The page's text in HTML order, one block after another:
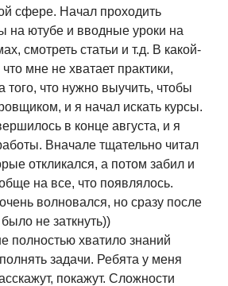
сфере. Начал проходить
на ютубе и вводные уроки на
смотреть статьи и т.д. В какой-
мне не хватает практики,
того, что нужно выучить, чтобы
и я начал искать курсы.
в конце августа, и я
Вначале тщательно читал
откликался, а потом забил и
на все, что появлялось.
волновался, но сразу после
не заткнуть))
полностью хватило знаний
задачи. Ребята у меня
покажут. Сложности
любые
—